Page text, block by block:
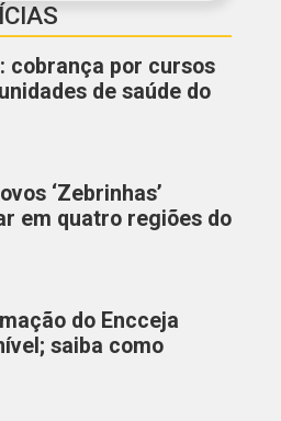
cobrança por cursos
de saúde do
‘Zebrinhas’
em quatro regiões do
do Encceja
saiba como